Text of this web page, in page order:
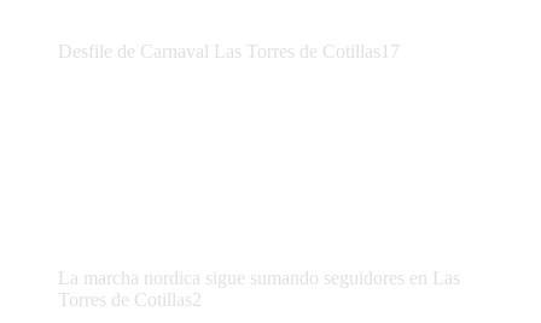
Desfile de Carnaval Las Torres de Cotillas17
La marcha nordica sigue sumando seguidores en Las
Torres de Cotillas2